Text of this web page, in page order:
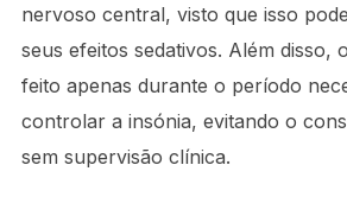
nervoso central, visto que isso
seus efeitos sedativos. Além disso,
feito apenas durante o período
controlar a insónia, evitando o
sem supervisão clínica.